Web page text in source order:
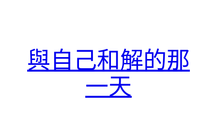
與自己和解的那
一天